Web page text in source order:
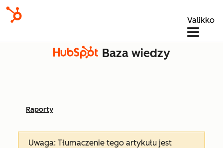
Valikko
Baza wiedzy
Raporty
Uwaga: Tłumaczenie tego artykułu jest